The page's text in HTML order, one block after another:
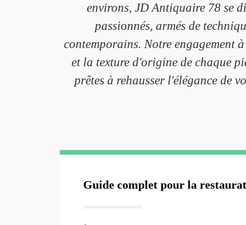
environs, JD Antiquaire 78 se
passionnés, armés de
contemporains. Notre engagement
et la texture d'origine de chaque
prêtes à rehausser l'élégance de
Guide complet pour la